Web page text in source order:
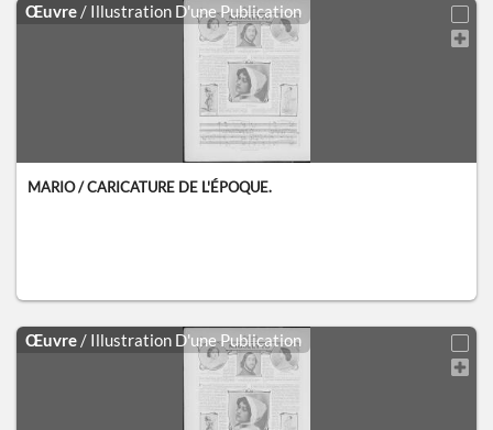
Œuvre / Illustration D'une Publication
MARIO / CARICATURE DE L'ÉPOQUE.
Œuvre / Illustration D'une Publication